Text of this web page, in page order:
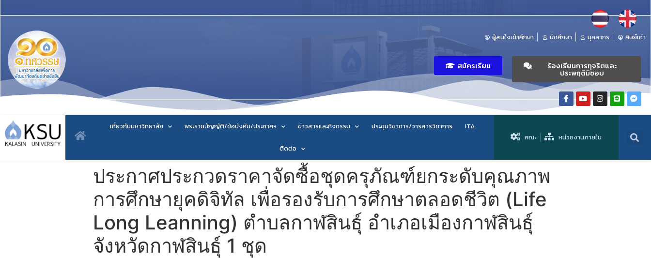
ผู้สนใจเข้าศึกษา นักศึกษา บุคลากร ศิษย์เก่า
สมัครเรียน ร้องเรียนการทุจริตและ
ประพฤติมิชอบ
เกี่ยวกับมหาวิทยาลัย พระราชบัญญัติ/ข้อบังคับ/ประกาศฯ ข่าวสารและกิจกรรม ประชุมวิชาการ/วารสารวิชาการ ITA
ติดต่อ
คณะ หน่วยงานภายใน
ประกาศประกวดราคาจัดซื้อชุดครุภัณฑ์ยกระดับคุณภาพ
การศึกษายุคดิจิทัล เพื่อรองรับการศึกษาตลอดชีวิต (Life
Long Leanning) ตำบลกาฬสินธุ์ อำเภอเมืองกาฬสินธุ์
จังหวัดกาฬสินธุ์ 1 ชุด